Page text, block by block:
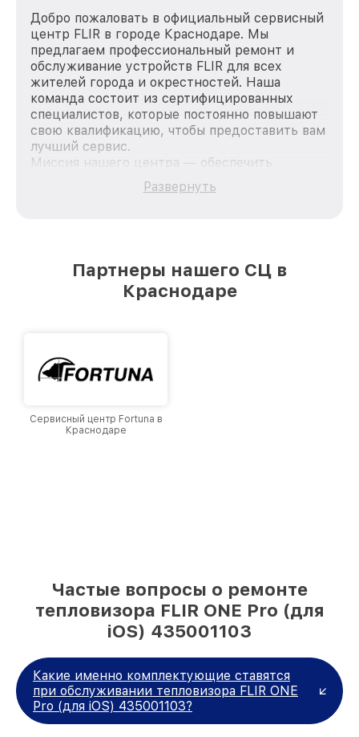
Добро пожаловать в официальный сервисный
центр FLIR в городе Краснодаре. Мы
предлагаем профессиональный ремонт и
обслуживание устройств FLIR для всех
жителей города и окрестностей. Наша
команда состоит из сертифицированных
специалистов, которые постоянно повышают
свою квалификацию, чтобы предоставить вам
лучший сервис.
Миссия нашего центра — обеспечить
качественный и доступный ремонт для
каждого пользователя продукции FLIR, вне
лучшим сервисным центром FLIR в городе
Краснодаре, постоянно повышая уровень
Развернуть
Партнеры нашего СЦ в
Краснодаре
Сервисный центр Fortuna в
Краснодаре
Частые вопросы о ремонте
тепловизора FLIR ONE Pro (для
iOS) 435001103
Какие именно комплектующие ставятся
при обслуживании тепловизора FLIR ONE
Pro (для iOS) 435001103?